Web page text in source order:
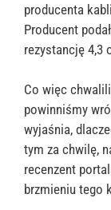
producenta
Producent
rezystancję 4,3
Co więc
powinniśmy
wyjaśnia,
tym za chwilę,
recenzent
brzmieniu tego